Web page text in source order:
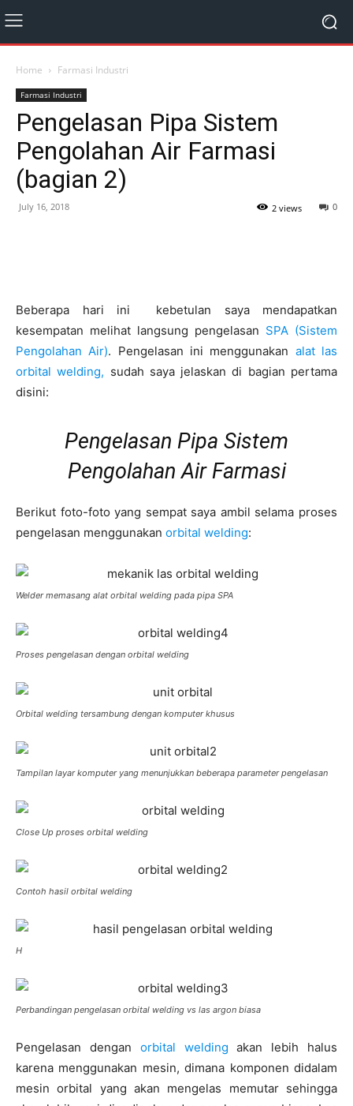
Home Farmasi Industri
Farmasi Industri
Pengelasan Pipa Sistem
Pengolahan Air Farmasi
(bagian 2)
July 16, 2018 0
2 views
Beberapa hari ini kebetulan saya mendapatkan
kesempatan melihat langsung pengelasan SPA (Sistem
Pengolahan Air). Pengelasan ini menggunakan alat las
orbital welding, sudah saya jelaskan di bagian pertama
disini:
Pengelasan Pipa Sistem
Pengolahan Air Farmasi
Berikut foto-foto yang sempat saya ambil selama proses
pengelasan menggunakan orbital welding:
Welder memasang alat orbital welding pada pipa SPA
Proses pengelasan dengan orbital welding
Orbital welding tersambung dengan komputer khusus
Tampilan layar komputer yang menunjukkan beberapa parameter pengelasan
Close Up proses orbital welding
Contoh hasil orbital welding
H
Perbandingan pengelasan orbital welding vs las argon biasa
Pengelasan dengan orbital welding akan lebih halus
karena menggunakan mesin, dimana komponen didalam
mesin orbital yang akan mengelas memutar sehingga